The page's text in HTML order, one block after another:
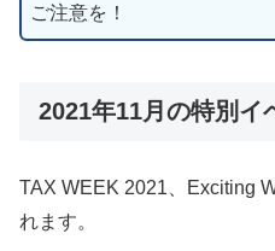
ご注意を！
2021年11月の特別イ
TAX WEEK 2021、Exciting
れます。